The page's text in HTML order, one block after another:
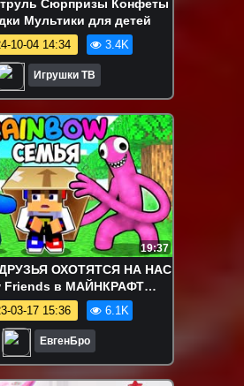
Сюрпризы Конфеты
Мультики для детей
10-04 14:34 3.4K
Игрушки ТВ
19:37
ОХОТЯТСЯ НА НАС
Friends в МАЙНКРАФТ
ВИДЕО ТРОЛЛИНГ
MINECRAFT
03-17 15:36 6.1K
ЕвгенБро